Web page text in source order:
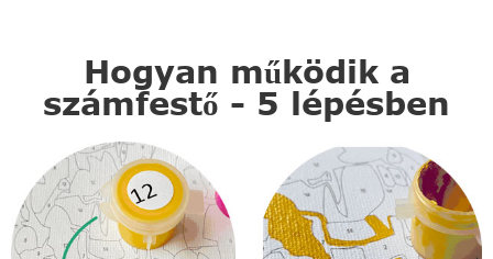
Hogyan működik a
számfestő - 5 lépésben